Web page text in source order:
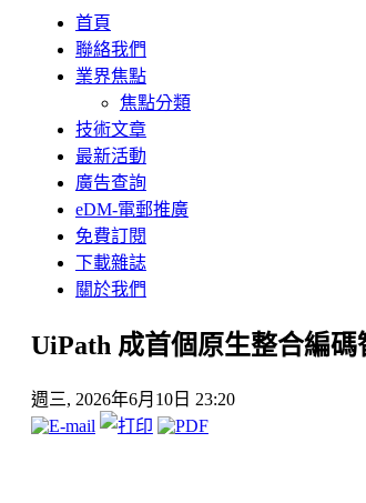
首頁
聯絡我們
業界焦點
焦點分類
技術文章
最新活動
廣告查詢
eDM-電郵推廣
免費訂閱
下載雜誌
關於我們
UiPath 成首個原生整合編
週三, 2026年6月10日 23:20